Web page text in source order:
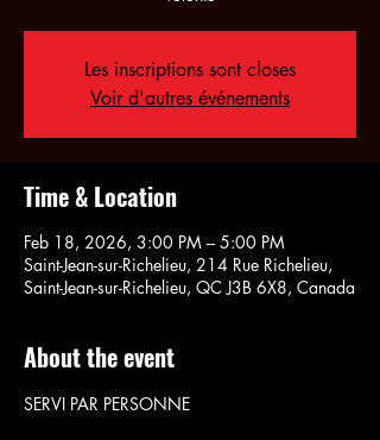
Les inscriptions sont closes
Voir d'autres événements
Time & Location
Feb 18, 2026, 3:00 PM – 5:00 PM
Saint-Jean-sur-Richelieu, 214 Rue Richelieu,
Saint-Jean-sur-Richelieu, QC J3B 6X8, Canada
About the event
SERVI PAR PERSONNE